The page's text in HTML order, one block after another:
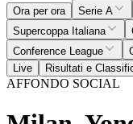
Ora per ora Serie A
Supercoppa Italiana
Conference League
Live
Risultati e
AFFONDO SOCIAL